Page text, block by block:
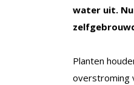
water uit.
Planten
overstroming